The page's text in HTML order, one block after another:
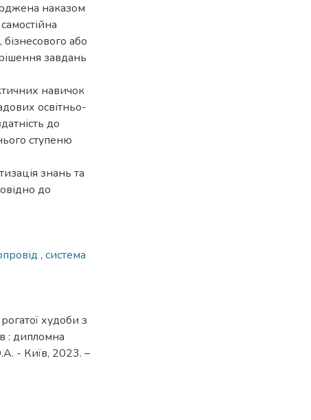
наказом
або
завдань
навичок
освітньо-
до
ступеню
знань та
до
, система
худоби з
: дипломна
- Київ, 2023. –